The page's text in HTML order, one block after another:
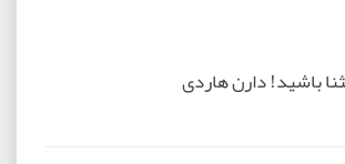
محصول
باشید! دارن هاردی